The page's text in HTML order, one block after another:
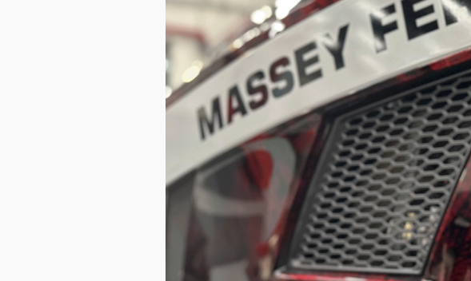
Cuidado del
terreno
Explotaciones
mixtas